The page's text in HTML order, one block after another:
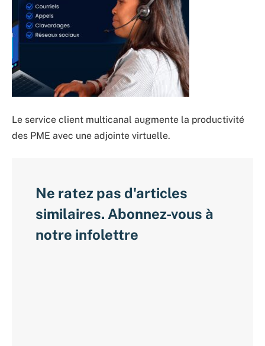
Le service client multicanal augmente la productivité
des PME avec une adjointe virtuelle.
Ne ratez pas d'articles
similaires. Abonnez-vous à
notre infolettre